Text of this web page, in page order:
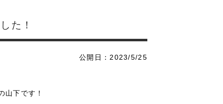
た！
公開日：2023/5/25
山下です！